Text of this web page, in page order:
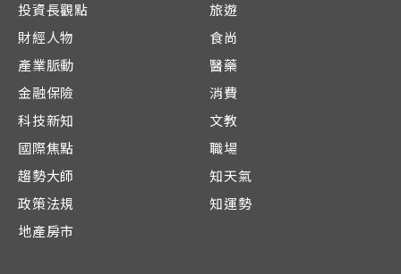
投資長觀點
財經人物
產業脈動
金融保險
科技新知
國際焦點
趨勢大師
政策法規
地產房市
旅遊
食尚
醫藥
消費
文教
職場
知天氣
知運勢